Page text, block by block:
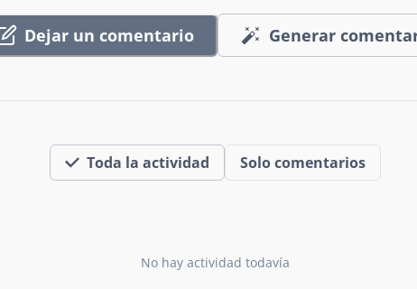
Dejar un comentario Generar
Toda la actividad Solo comentarios
No hay actividad todavía